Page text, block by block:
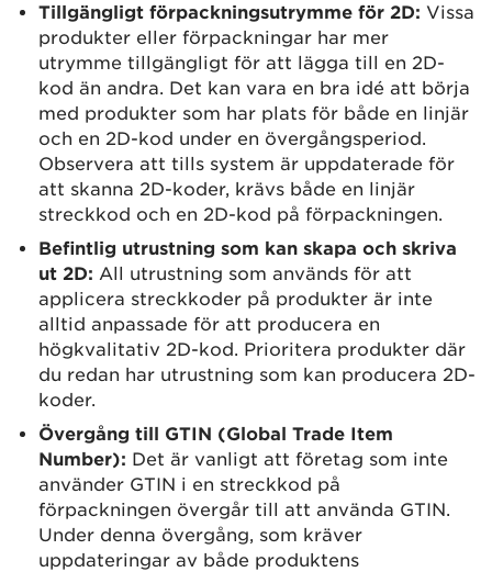
Tillgängligt förpackningsutrymme för 2D: Vissa
produkter eller förpackningar har mer
utrymme tillgängligt för att lägga till en 2D-
kod än andra. Det kan vara en bra idé att börja
med produkter som har plats för både en linjär
och en 2D-kod under en övergångsperiod.
Observera att tills system är uppdaterade för
att skanna 2D-koder, krävs både en linjär
streckkod och en 2D-kod på förpackningen.
Befintlig utrustning som kan skapa och skriva
ut 2D: All utrustning som används för att
applicera streckkoder på produkter är inte
alltid anpassade för att producera en
högkvalitativ 2D-kod. Prioritera produkter där
du redan har utrustning som kan producera 2D-
koder.
Övergång till GTIN (Global Trade Item
Number): Det är vanligt att företag som inte
använder GTIN i en streckkod på
förpackningen övergår till att använda GTIN.
Under denna övergång, som kräver
uppdateringar av både produktens